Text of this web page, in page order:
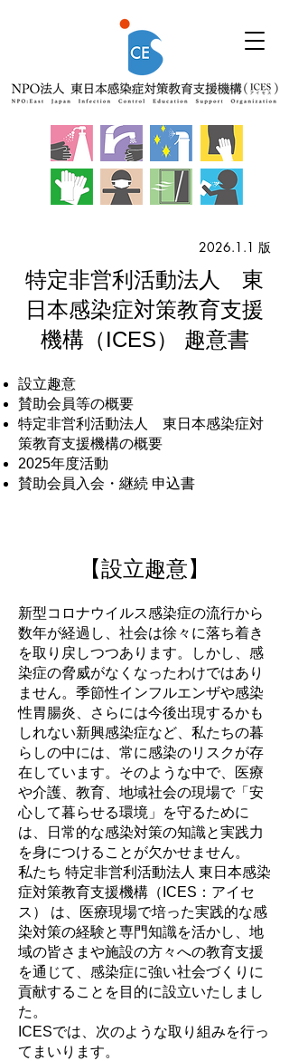
2026.1.1 版
特定非営利活動法人 東
日本感染症対策教育支援
機構（ICES） 趣意書
設立趣意
賛助会員等の概要
特定非営利活動法人 東日本感染症対
策教育支援機構の概要
2025年度活動
賛助会員入会・継続 申込書
【設立趣意】
新型コロナウイルス感染症の流行から
数年が経過し、社会は徐々に落ち着き
を取り戻しつつあります。しかし、感
染症の脅威がなくなったわけではあり
ません。季節性インフルエンザや感染
性胃腸炎、さらには今後出現するかも
しれない新興感染症など、私たちの暮
らしの中には、常に感染のリスクが存
在しています。そのような中で、医療
や介護、教育、地域社会の現場で「安
心して暮らせる環境」を守るために
は、日常的な感染対策の知識と実践力
を身につけることが欠かせません。
私たち 特定非営利活動法人 東日本感染
症対策教育支援機構（ICES：アイセ
ス） は、医療現場で培った実践的な感
染対策の経験と専門知識を活かし、地
域の皆さまや施設の方々への教育支援
を通じて、感染症に強い社会づくりに
貢献することを目的に設立いたしまし
た。
ICESでは、次のような取り組みを行っ
てまいります。